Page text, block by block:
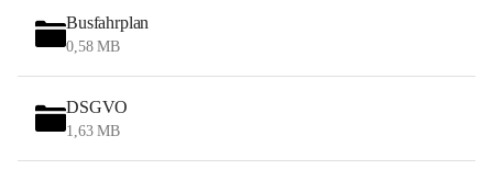
Wochenendhäuser im Gemeindegebiet. Wegen des
waldreichen Jagdgebietes haben viele Jagdpächter ihre
Das Wandern ist aus touristischer Sicht die bedeutendste
Tätigkeit. Das hügelige Gebiet mit Wanderwegen durch
Wiesen, Wälder und Obstkulturen lädt dazu ein. Gefördert
Busfahrplan
0,58 MB
DSGVO
1,63 MB